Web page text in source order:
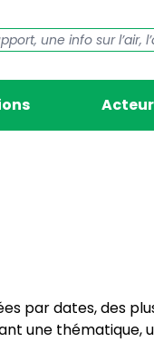
par dates, des
une thématique,